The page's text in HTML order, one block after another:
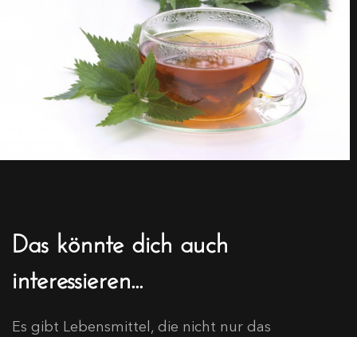
Das könnte dich auch
interessieren...
Es gibt Lebensmittel, die nicht nur das